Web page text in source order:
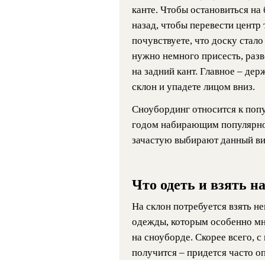
канте. Чтобы остановиться
назад, чтобы перевести
почувствуете, что доску
нужно немного присесть,
на задний кант. Главное –
склон и упадете лицом вниз.
Сноубординг относится к
годом набирающим
зачастую выбирают данный
Что одеть и взять
На склон потребуется взять
одежды, которым особенно
на сноуборде. Скорее всего, с
получится – придется часто